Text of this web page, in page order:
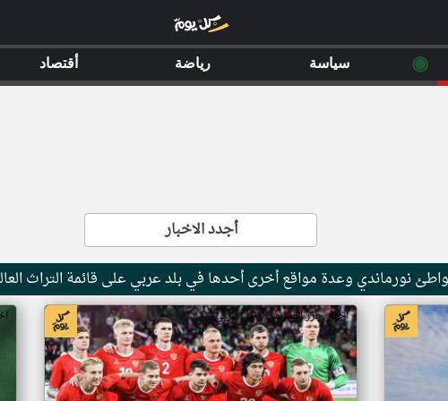
أجدد الاخبار
نورماندي وعدة مواقع أخرى أحدها في بلد عربي على قائمة التراث
اخبار جزر القمر من ار تي عربي
◉ سياسة رياضة أقتصاد